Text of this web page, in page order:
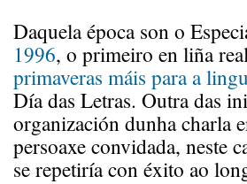
Daquela época son o
1996, o primeiro en liña
primaveras máis para a
Día das Letras. Outra das
organización dunha charla
persoaxe convidada, neste
se repetiría con éxito ao